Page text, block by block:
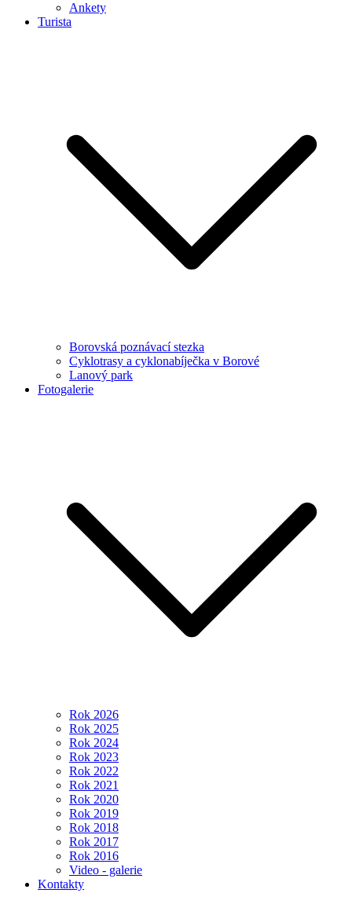
Ankety
Turista
Borovská poznávací stezka
Cyklotrasy a cyklonabíječka v Borové
Lanový park
Fotogalerie
Rok 2026
Rok 2025
Rok 2024
Rok 2023
Rok 2022
Rok 2021
Rok 2020
Rok 2019
Rok 2018
Rok 2017
Rok 2016
Video - galerie
Kontakty